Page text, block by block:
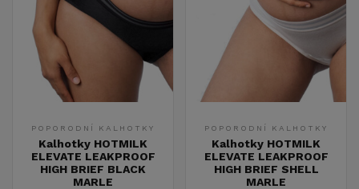
POPORODNÍ KALHOTKY
Kalhotky HOTMILK
ELEVATE LEAKPROOF
HIGH BRIEF BLACK
MARLE
POPORODNÍ KALHOTKY
Kalhotky HOTMILK
ELEVATE LEAKPROOF
HIGH BRIEF SHELL
MARLE